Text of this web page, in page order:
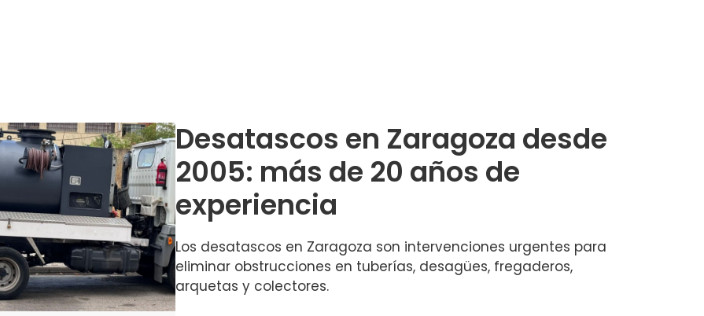
Desatascos en Zaragoza desde
2005: más de 20 años de
experiencia
Los desatascos en Zaragoza son intervenciones urgentes para
eliminar obstrucciones en tuberías, desagües, fregaderos,
arquetas y colectores.